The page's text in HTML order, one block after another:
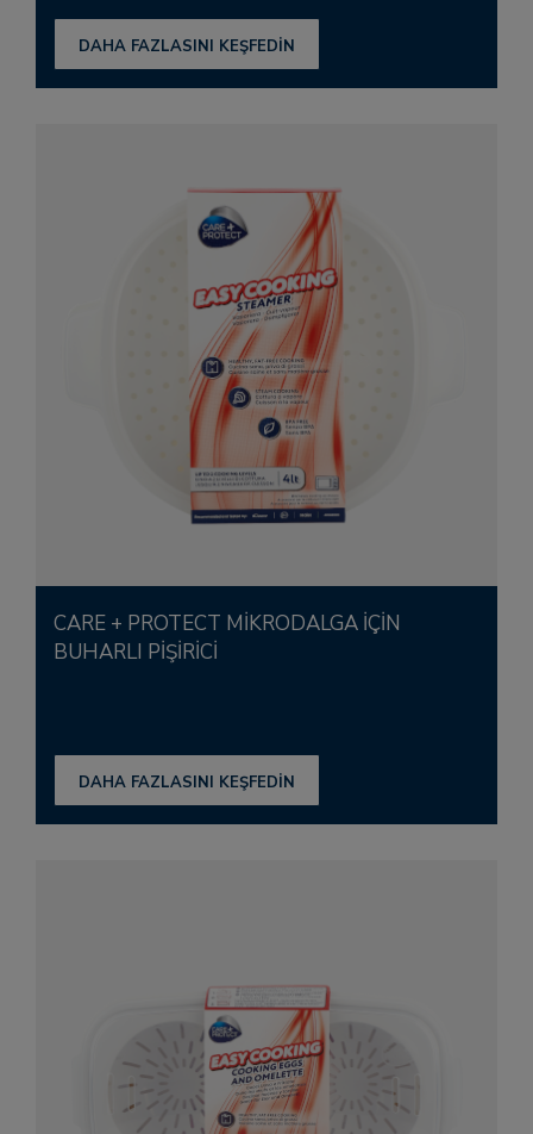
DAHA FAZLASINI KEŞFEDİN
CARE + PROTECT MIKRODALGA IÇIN
BUHARLI PIŞIRICI
DAHA FAZLASINI KEŞFEDİN